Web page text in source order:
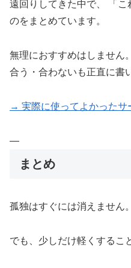
遠回りしてきた中で、 「
のをまとめています。
無理におすすめはしません。
合う・合わないも正直に書
→ 実際に使ってよかったサ
—
まとめ
孤独はすぐには消えません。
でも、少しだけ軽くするこ